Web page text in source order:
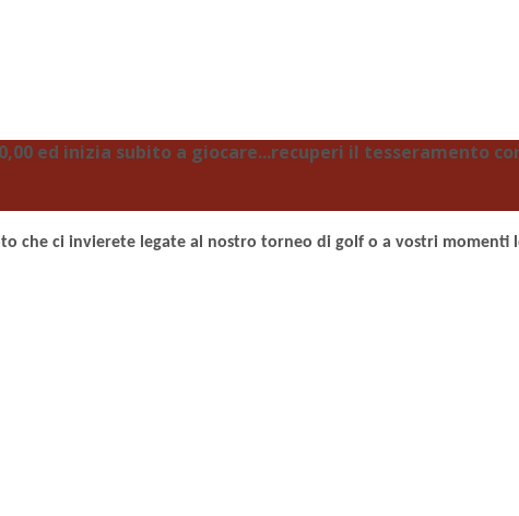
ed inizia subito a giocare...recuperi il tesseramento
che ci invierete legate al nostro torneo di golf o a vostri